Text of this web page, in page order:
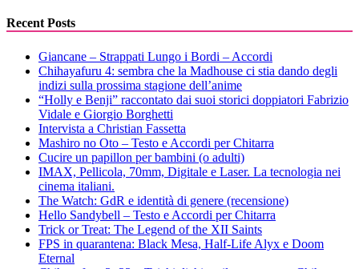
Recent Posts
Giancane – Strappati Lungo i Bordi – Accordi
Chihayafuru 4: sembra che la Madhouse ci stia dando degli
indizi sulla prossima stagione dell’anime
“Holly e Benji” raccontato dai suoi storici doppiatori Fabrizio
Vidale e Giorgio Borghetti
Intervista a Christian Fassetta
Mashiro no Oto – Testo e Accordi per Chitarra
Cucire un papillon per bambini (o adulti)
IMAX, Pellicola, 70mm, Digitale e Laser. La tecnologia nei
cinema italiani.
The Watch: GdR e identità di genere (recensione)
Hello Sandybell – Testo e Accordi per Chitarra
Trick or Treat: The Legend of the XII Saints
FPS in quarantena: Black Mesa, Half-Life Alyx e Doom
Eternal